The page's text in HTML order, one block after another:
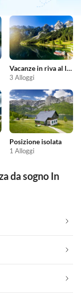
Vacanze in riva al lago
3 Alloggi
Posizione isolata
1 Alloggi
da sogno In